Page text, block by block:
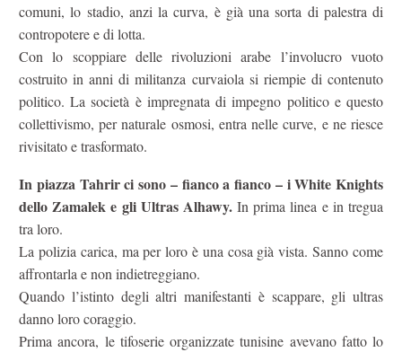
comuni, lo stadio, anzi la curva, è già una sorta di palestra di
contropotere e di lotta.
Con lo scoppiare delle rivoluzioni arabe l’involucro vuoto
costruito in anni di militanza curvaiola si riempie di contenuto
politico. La società è impregnata di impegno politico e questo
collettivismo, per naturale osmosi, entra nelle curve, e ne riesce
rivisitato e trasformato.
In piazza Tahrir ci sono – fianco a fianco – i White Knights
dello Zamalek e gli Ultras Alhawy.In prima linea e in tregua
tra loro.
La polizia carica, ma per loro è una cosa già vista. Sanno come
affrontarla e non indietreggiano.
Quando l’istinto degli altri manifestanti è scappare, gli ultras
danno loro coraggio.
Prima ancora, le tifoserie organizzate tunisine avevano fatto lo